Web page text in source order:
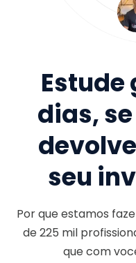
Estude
dias,
seu
Por que estamos
de225 mil
que com